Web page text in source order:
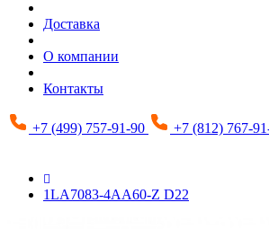
Доставка
О компании
Контакты
+7 (499) 757-91-90 +7 (812) 767-
1LA7083-4AA60-Z D22